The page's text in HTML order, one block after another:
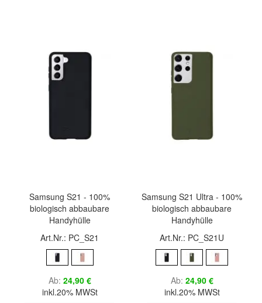
Samsung S21 - 100%
biologisch abbaubare
Handyhülle
Art.Nr.: PC_S21
Ab 24,90 €
inkl.20% MWSt
Samsung S21 Ultra - 100%
biologisch abbaubare
Handyhülle
Art.Nr.: PC_S21U
Ab 24,90 €
inkl.20% MWSt